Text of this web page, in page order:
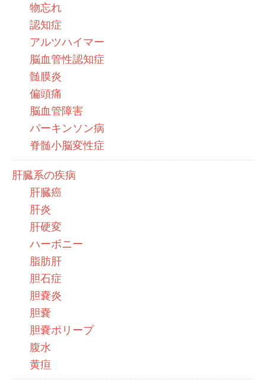
物忘れ
認知症
アルツハイマー
脳血管性認知症
髄膜炎
偏頭痛
脳血管障害
パーキンソン病
脊髄小脳変性症
肝臓系の疾病
肝臓癌
肝炎
肝硬変
ハーボニー
脂肪肝
胆石症
胆嚢炎
胆嚢
胆嚢ポリープ
腹水
黄疸